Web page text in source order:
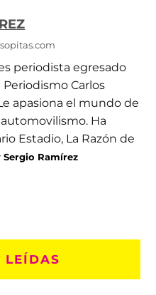
periodista egresado
Carlos
apasiona el mundo de
Ha
Estadio, La Razón de
Sergio Ramírez
LEÍDAS